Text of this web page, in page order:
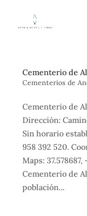
Cementerio de
Cementerios de
Cementerio de
Dirección:
Sin horario
958 392 520.
Maps:
Cementerio de
población...